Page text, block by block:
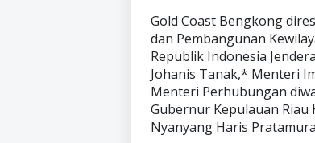
Gold Coast Bengkong
dan Pembangunan
Republik Indonesia
Johanis Tanak,* Menteri
Menteri Perhubungan
Gubernur Kepulauan Riau
Nyanyang Haris